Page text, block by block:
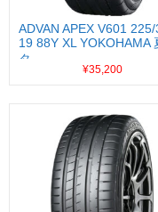
ADVAN APEX V601 225/
19 88Y XL YOKOHAMA
タ...
¥35,200